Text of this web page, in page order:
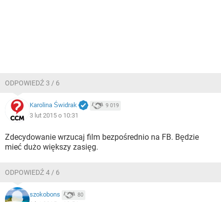
ODPOWIEDŹ 3 / 6
Karolina Świdrak 9 019
3 lut 2015 o 10:31
Zdecydowanie wrzucaj film bezpośrednio na FB. Będzie
mieć dużo większy zasięg.
ODPOWIEDŹ 4 / 6
szokobons 80